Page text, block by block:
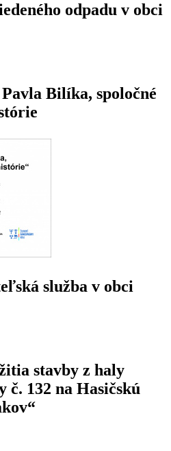
odpadu v obci
Bilíka, spoločné
služba v obci
stavby z haly
132 na Hasičskú